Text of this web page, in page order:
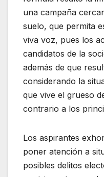
una campaña
suelo, que permita
viva voz, pues los
candidatos de la
además de que
considerando la
que vive el grueso
contrario a los
Los aspirantes
poner atención a
posibles delitos